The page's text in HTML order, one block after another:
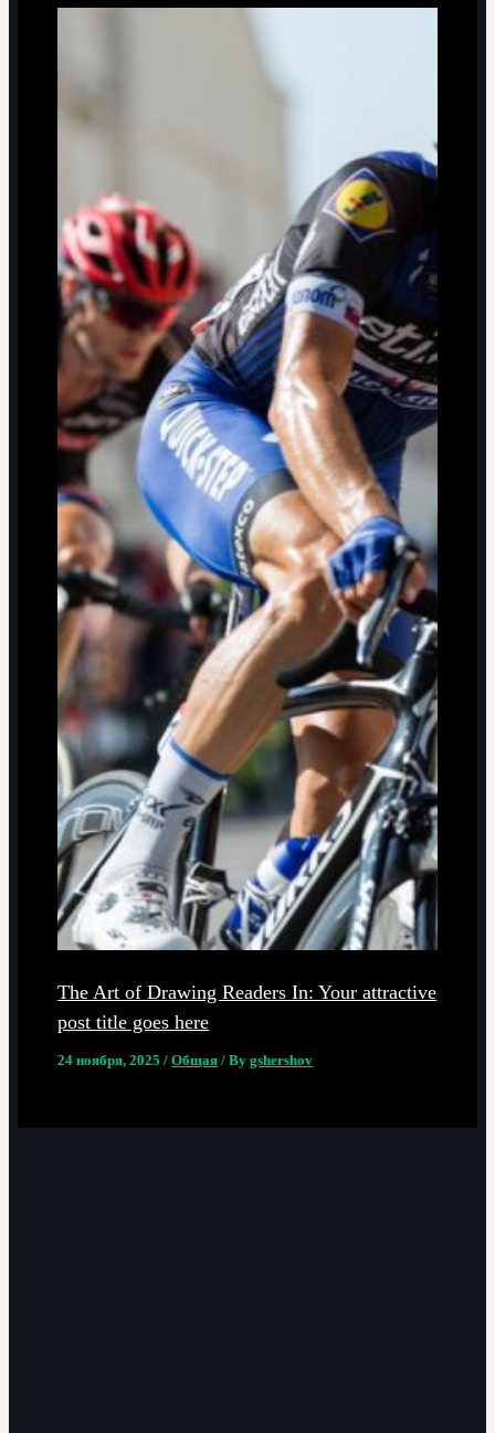
The Art of Drawing Readers In: Your attractive
post title goes here
24 ноября, 2025/Общая / Bygshershov